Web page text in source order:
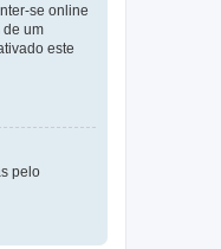
se online
de um
este
pelo